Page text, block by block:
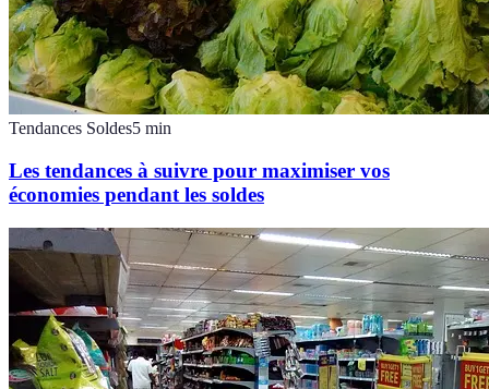
Tendances Soldes5 min
Les tendances à suivre pour maximiser vos
économies pendant les soldes